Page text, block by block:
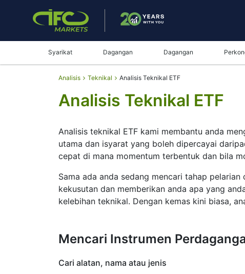
Syarikat Dagangan Dagangan
Analisis Teknikal Analisis Teknikal ETF
Analisis Teknikal ETF
Analisis teknikal ETF kami membantu anda
utama dan isyarat yang boleh dipercayai
cepat di mana momentum terbentuk dan bila
Sama ada anda sedang mencari tahap
kekusutan dan memberikan anda apa yang
kelebihan teknikal. Dengan kemas kini biasa,
Mencari Instrumen
Cari alatan, nama atau jenis